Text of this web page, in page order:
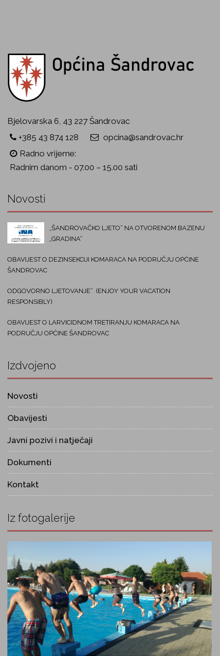
Bjelovarska 6, 43 227 Šandrovac
+385 43 874 128
opcina@sandrovac.hr
Radno vrijeme:
Radnim danom - 07.00 – 15.00 sati
Novosti
„ŠANDROVAČKO LJETO“ NA OTVORENOM BAZENU
„GRADINA“
OBAVIJEST O DEZINSEKCIJI KOMARACA NA PODRUČJU OPĆINE
ŠANDROVAC
ODGOVORNO LJETOVANJE“ (ENJOY YOUR VACATION
RESPONSIBLY)
OBAVIJEST O LARVICIDNOM TRETIRANJU KOMARACA NA
PODRUČJU OPĆINE ŠANDROVAC
Izdvojeno
Novosti
Obavijesti
Javni pozivi i natječaji
Dokumenti
Kontakt
Iz fotogalerije